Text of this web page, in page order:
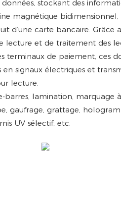
stockant des
magnétique bidimensionnel,
d’une carte bancaire. Grâce
lecture et de traitement des
terminaux de paiement, ces
en signaux électriques et
lecture.
barres, lamination, marquage à
gaufrage, grattage,
UV sélectif, etc.